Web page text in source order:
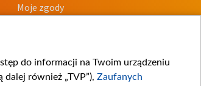
Moje zgody
do informacji na Twoim urządzeniu
również „TVP”), Zaufanych